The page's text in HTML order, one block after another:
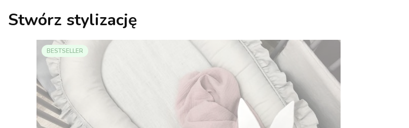
Stwórz stylizację
BESTSELLER